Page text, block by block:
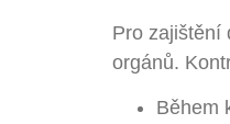
Pro zajištění
orgánů.
Během